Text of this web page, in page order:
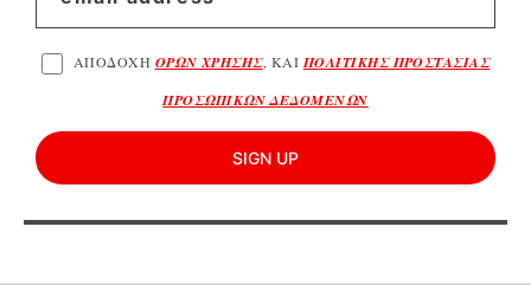
ΑΠΟΔΟΧΗ ΟΡΩΝ ΧΡΗΣΗΣ, ΚΑΙ ΠΟΛΙΤΙΚΗΣ ΠΡΟΣΤΑΣΙΑΣ
ΠΡΟΣΩΠΙΚΩΝ ΔΕΔΟΜΕΝΩΝ
SIGN UP